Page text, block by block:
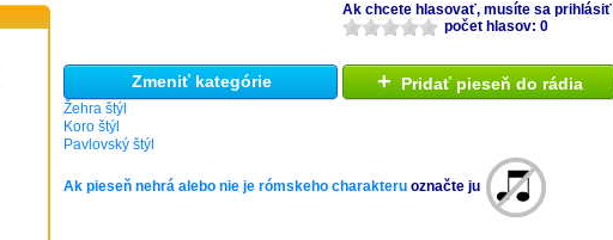
Ak chcete hlasovať, musíte sa prihlásiť
počet hlasov: 0
Zmeniť kategórie
Žehra štýl
Koro štýl
Pavlovský štýl
+ Pridať pieseň do rádia
Ak pieseň nehrá alebo nie je rómskeho charakteru označte ju